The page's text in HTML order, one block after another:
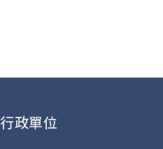
行政單位